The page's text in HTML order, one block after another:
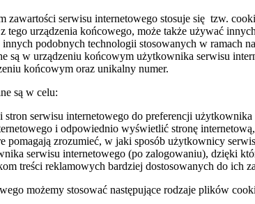
zawartości serwisu internetowego stosuje się tzw.
tego urządzenia końcowego, może także używać
podobnych technologii stosowanych w ramach
są w urządzeniu końcowym użytkownika serwisu
końcowym oraz unikalny numer.
są w celu:
stron serwisu internetowego do preferencji
i odpowiednio wyświetlić stronę
pomagają zrozumieć, w jaki sposób użytkownicy
serwisu internetowego (po zalogowaniu), dzięki
treści reklamowych bardziej dostosowanych do ich
możemy stosować następujące rodzaje plików